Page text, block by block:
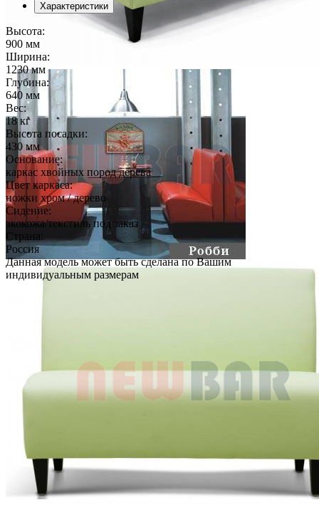
Характеристики
Высота:
900 мм
Ширина:
1230 мм
Глубина:
640 мм
Вес:
18 кг
Высота посадки:
430 мм
Основание:
каркас хвойных пород дерева
Цвет каркаса:
ножки хром / дерево
Сидение:
экокожа/текстиль под заказ
Страна:
Россия
Данная модель может быть сделана по Вашим
индивидуальным размерам